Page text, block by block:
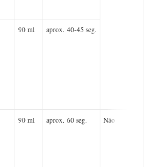
90 ml aprox. 40-45 seg.
90 ml aprox. 60 seg. Não